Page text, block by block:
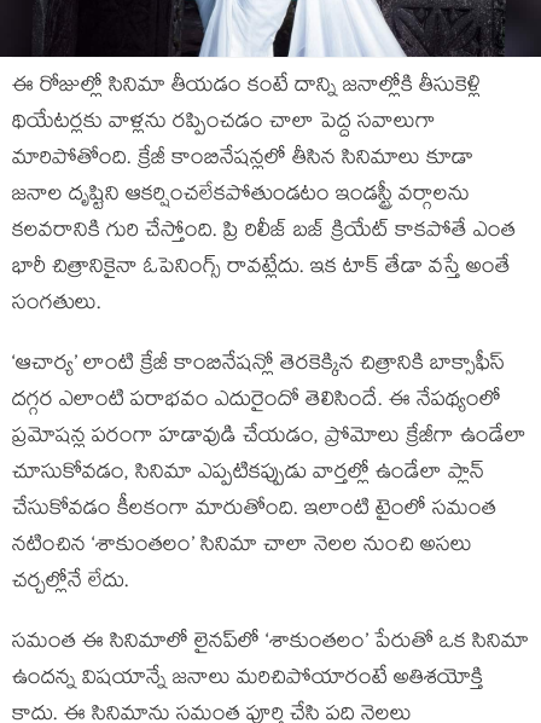
ఈ రోజుల్లో సినిమా తీయడం కంటే దాన్ని జనాల్లోకి తీసుకెళ్లి
థియేటర్లకు వాళ్లను రప్పించడం చాలా పెద్ద సవాలుగా
మారిపోతోంది. క్రేజీ కాంబినేషన్లలో తీసిన సినిమాలు కూడా
జనాల దృష్టిని ఆకర్షించలేకపోతుండటం ఇండస్ట్రీ వర్గాలను
కలవరానికి గురి చేస్తోంది. ప్రి రిలీజ్ బజ్ క్రియేట్ కాకపోతే ఎంత
భారీ చిత్రానికైనా ఓపెనింగ్స్ రావట్లేదు. ఇక టాక్ తేడా వస్తే అంతే
సంగతులు.
‘ఆచార్య’ లాంటి క్రేజీ కాంబినేషన్లో తెరకెక్కిన చిత్రానికి బాక్సాఫీస్
దగ్గర ఎలాంటి పరాభవం ఎదురైందో తెలిసిందే. ఈ నేపథ్యంలో
ప్రమోషన్ల పరంగా హడావుడి చేయడం, ప్రోమోలు క్రేజీగా ఉండేలా
చూసుకోవడం, సినిమా ఎప్పటికప్పుడు వార్తల్లో ఉండేలా ప్లాన్
చేసుకోవడం కీలకంగా మారుతోంది. ఇలాంటి టైంలో సమంత
నటించిన ‘శాకుంతలం’ సినిమా చాలా నెలల నుంచి అసలు
చర్చల్లోనే లేదు.
సమంత ఈ సినిమాలో లైనప్‌లో ‘శాకుంతలం’ పేరుతో ఒక సినిమా
ఉందన్న విషయాన్నే జనాలు మరిచిపోయారంటే అతిశయోక్తి